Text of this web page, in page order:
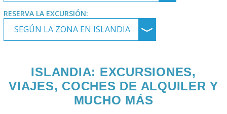
RESERVA LA EXCURSIÓN:
SEGÚN LA ZONA EN ISLANDIA ﹀
ISLANDIA: EXCURSIONES,
VIAJES, COCHES DE ALQUILER Y
MUCHO MÁS